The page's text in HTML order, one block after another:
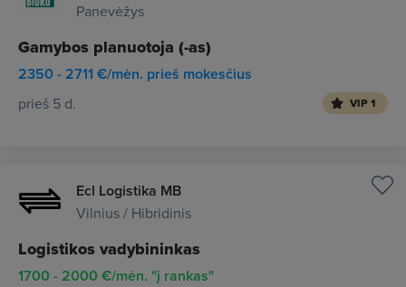
Panevėžys
Gamybos planuotoja (-as)
2350 - 2711 €/mėn. prieš mokesčius
prieš 5 d. VIP 1
Ecl Logistika MB
Vilnius / Hibridinis
Logistikos vadybininkas
1700 - 2000 €/mėn. "į rankas"